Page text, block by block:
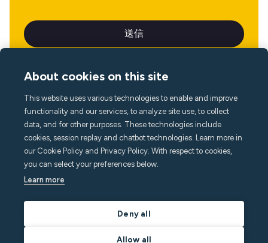
言語
About cookies on this site
This website uses various technologies to enable and improve
functionality and our services, to analyze site use, to collect
data, and for other purposes. These technologies include
cookies, session replay and chatbot technologies. Learn more in
our Cookie Policy and Privacy Policy. With respect to cookies,
you can select your preferences below.
Learn more
Deny all
Allow all